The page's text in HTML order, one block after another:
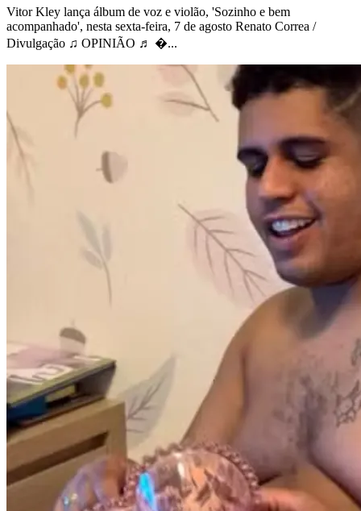
Vitor Kley lança álbum de voz e violão, 'Sozinho e bem
acompanhado', nesta sexta-feira, 7 de agosto Renato Correa /
Divulgação ♫ OPINIÃO ♬ �...